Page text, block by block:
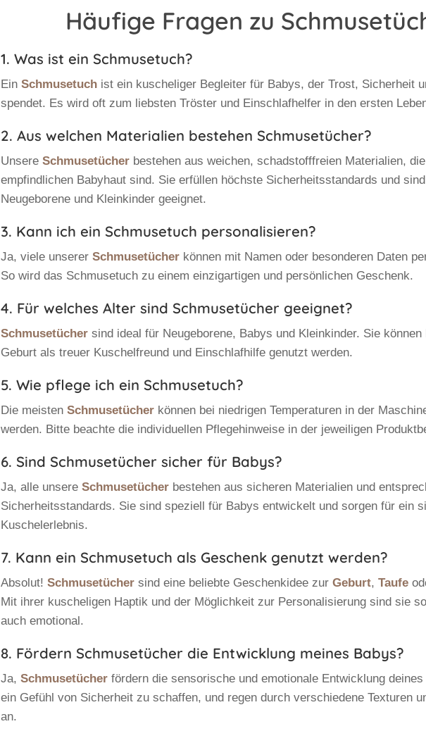
Häufige Fragen zu
1. Was ist ein Schmusetuch?
Ein Schmusetuch ist ein kuscheliger Begleiter für Babys, der Trost, Sicherheit
spendet. Es wird oft zum liebsten Tröster und Einschlafhelfer in den ersten
2. Aus welchen Materialien bestehen Schmusetücher?
Unsere Schmusetücher bestehen aus weichen, schadstofffreien Materialien,
empfindlichen Babyhaut sind. Sie erfüllen höchste Sicherheitsstandards und
Neugeborene und Kleinkinder geeignet.
3. Kann ich ein Schmusetuch personalisieren?
Ja, viele unserer Schmusetücher können mit Namen oder besonderen Daten
So wird das Schmusetuch zu einem einzigartigen und persönlichen Geschenk.
4. Für welches Alter sind Schmusetücher geeignet?
Schmusetücher sind ideal für Neugeborene, Babys und Kleinkinder. Sie
Geburt als treuer Kuschelfreund und Einschlafhilfe genutzt werden.
5. Wie pflege ich ein Schmusetuch?
Die meisten Schmusetücher können bei niedrigen Temperaturen in der
werden. Bitte beachte die individuellen Pflegehinweise in der jeweiligen
6. Sind Schmusetücher sicher für Babys?
Ja, alle unsere Schmusetücher bestehen aus sicheren Materialien und
Sicherheitsstandards. Sie sind speziell für Babys entwickelt und sorgen für ein
Kuschelerlebnis.
7. Kann ein Schmusetuch als Geschenk genutzt werden?
Absolut! Schmusetücher sind eine beliebte Geschenkidee zur Geburt, Taufe
Mit ihrer kuscheligen Haptik und der Möglichkeit zur Personalisierung sind sie
auch emotional.
8. Fördern Schmusetücher die Entwicklung meines Babys?
Ja, Schmusetücher fördern die sensorische und emotionale Entwicklung
ein Gefühl von Sicherheit zu schaffen, und regen durch verschiedene Texturen
an.